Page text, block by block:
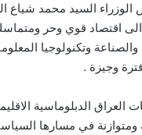
السيد محمد شياع
اقتصاد قوي وحر
وتكنولوجيا
وجيزة .
العراق الدبلوماسية
ومتوازنة في مسارها